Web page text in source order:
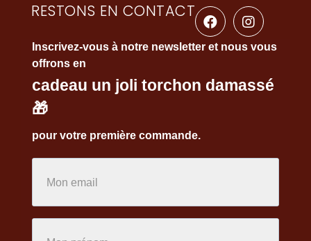
RESTONS EN CONTACT
Inscrivez-vous à notre newsletter et nous vous
offrons en
cadeau un joli torchon damassé
🎁
pour votre première commande.